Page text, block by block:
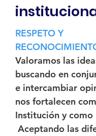
RESPETO Y
Valoramos las
buscando en
e intercambiar
nos fortalecen
Institución y como
Aceptando las